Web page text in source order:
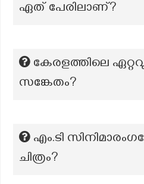
ഏത് പേരിലാണ്?
കേരളത്തിലെ
സങ്കേതം?
എം.ടി
ചിത്രം?